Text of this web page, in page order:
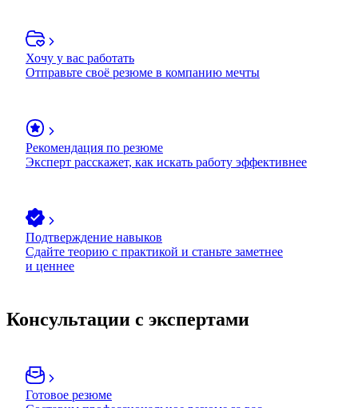
Хочу у вас работать
Отправьте своё резюме в компанию мечты
Рекомендация по резюме
Эксперт расскажет, как искать работу эффективнее
Подтверждение навыков
Сдайте теорию с практикой и станьте заметнее
и ценнее
Консультации с экспертами
Готовое резюме